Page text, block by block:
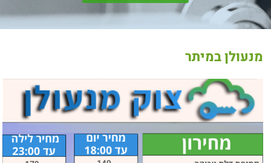
מנעולן במיתר